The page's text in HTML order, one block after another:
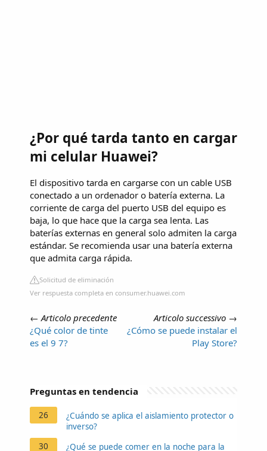
¿Por qué tarda tanto en cargar
mi celular Huawei?
El dispositivo tarda en cargarse con un cable USB
conectado a un ordenador o batería externa. La
corriente de carga del puerto USB del equipo es
baja, lo que hace que la carga sea lenta. Las
baterías externas en general solo admiten la carga
estándar. Se recomienda usar una batería externa
que admita carga rápida.
Solicitud de eliminación
Ver respuesta completa en consumer.huawei.com
←Articolo precedente
¿Qué color de tinte
es el 9 7?
Articolo successivo →
¿Cómo se puede instalar el
Play Store?
Preguntas en tendencia
26
¿Cuándo se aplica el aislamiento protector o
inverso?
30
¿Qué se puede comer en la noche para la